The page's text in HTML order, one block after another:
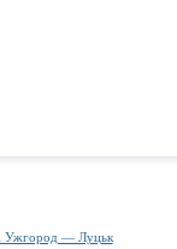
Ужгород — Луцьк